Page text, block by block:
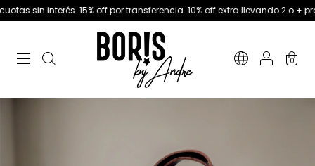
15% off por transferencia. 10% off extra llevando 2 o + productos
0